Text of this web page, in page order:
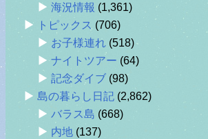
海況情報 (1,361)
トピックス (706)
お子様連れ (518)
ナイトツアー (64)
記念ダイブ (98)
島の暮らし日記 (2,862)
バラス島 (668)
内地 (137)